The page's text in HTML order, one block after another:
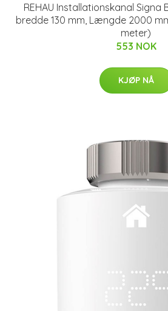
REHAU Installationskanal Signa
bredde 130 mm, Længde 2000
meter)
553 NOK
KJØP NÅ